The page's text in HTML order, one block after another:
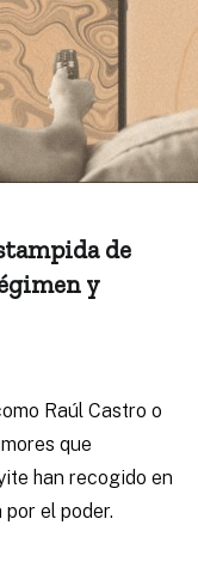
de
y
Raúl Castro o
que
han recogido en
el poder.